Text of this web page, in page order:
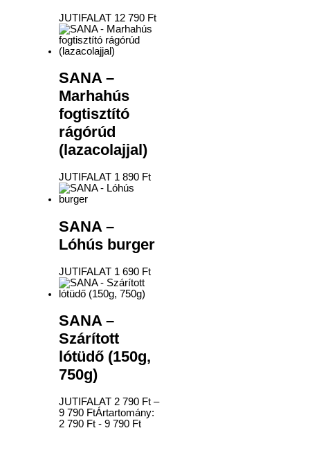
JUTIFALAT 12 790 Ft
SANA –
Marhahús
fogtisztító
rágórúd
(lazacolajjal)
JUTIFALAT 1 890 Ft
SANA –
Lóhús burger
JUTIFALAT 1 690 Ft
SANA –
Szárított
lótüdő (150g,
750g)
JUTIFALAT 2 790 Ft –
9 790 FtÁrtartomány:
2 790 Ft - 9 790 Ft